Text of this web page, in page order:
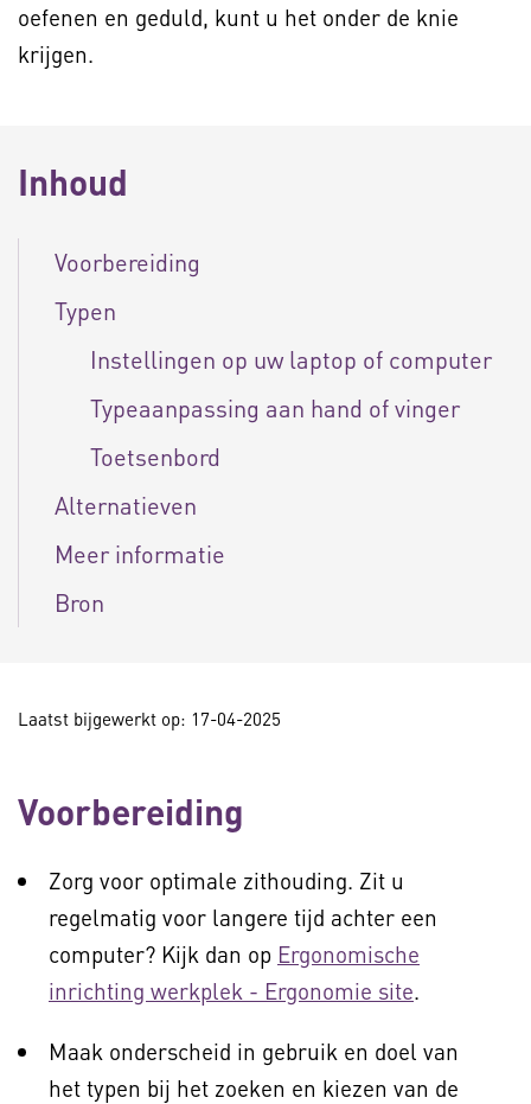
oefenen en geduld, kunt u het onder de knie
krijgen.
Inhoud
Voorbereiding
Typen
Instellingen op uw laptop of computer
Typeaanpassing aan hand of vinger
Toetsenbord
Alternatieven
Meer informatie
Bron
Laatst bijgewerkt op: 17-04-2025
Voorbereiding
Zorg voor optimale zithouding. Zit u
regelmatig voor langere tijd achter een
computer? Kijk dan op Ergonomische
inrichting werkplek - Ergonomie site.
Maak onderscheid in gebruik en doel van
het typen bij het zoeken en kiezen van de